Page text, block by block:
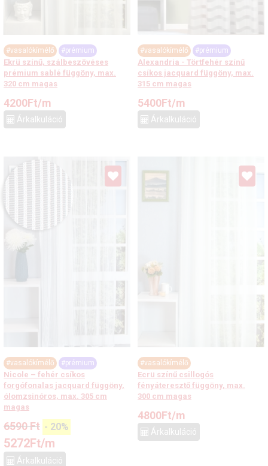
#vasalókímélő #prémium
Ekrü színű, szálbeszövéses
prémium sablé függöny, max.
320 cm magas
4200Ft/m
Árkalkuláció
#vasalókímélő #prémium
Alexandria - Törtfehér színű
csíkos jacquard függöny, max.
315 cm magas
5400Ft/m
Árkalkuláció
#vasalókímélő #prémium
Nicole – fehér csíkos
forgófonalas jacquard függöny,
ólomzsinóros, max. 305 cm
magas
6590Ft - 20%
5272Ft/m
Árkalkuláció
#vasalókímélő
Ecrü színű csillogós
fényáteresztő függöny, max.
300 cm magas
4800Ft/m
Árkalkuláció